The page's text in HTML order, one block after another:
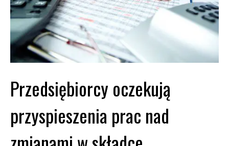
Przedsiębiorcy oczekują
przyspieszenia prac nad